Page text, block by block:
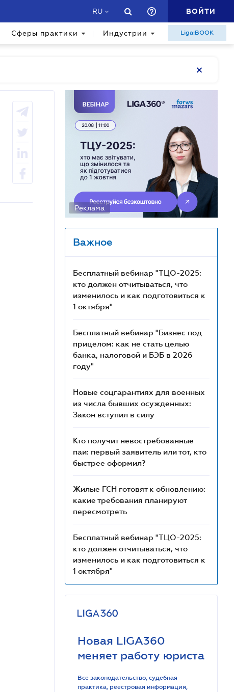
RU ВОЙТИ
Сферы практики Индустрии Liga:BOOK
Реклама
Важное
Бесплатный вебинар "ТЦО-2025:
кто должен отчитываться, что
изменилось и как подготовиться к
1 октября"
Бесплатный вебинар "Бизнес под
прицелом: как не стать целью
банка, налоговой и БЭБ в 2026
году"
Новые соцгарантиях для военных
из числа бывших осужденных:
Закон вступил в силу
Кто получит невостребованные
паи: первый заявитель или тот, кто
быстрее оформил?
Жилые ГСН готовят к обновлению:
какие требования планируют
пересмотреть
Бесплатный вебинар "ТЦО-2025:
кто должен отчитываться, что
изменилось и как подготовиться к
1 октября"
Новая LIGA360
меняет работу юриста
Все законодательство, судебная
практика, реестровая информация,